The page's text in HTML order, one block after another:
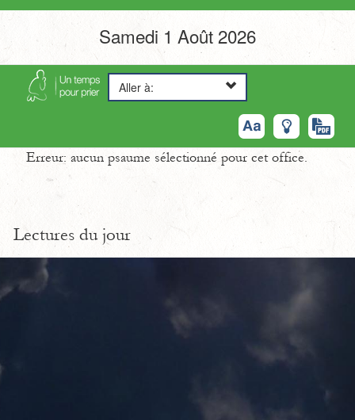
Samedi 1 Août 2026
Aller à:
Erreur: aucun psaume sélectionné pour cet office.
Lectures du jour